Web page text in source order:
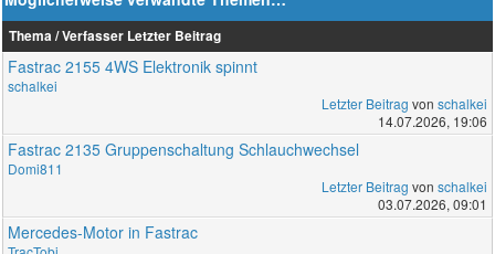
Thema / Verfasser Letzter Beitrag
Fastrac 2155 4WS Elektronik spinnt
schalkei
Letzter Beitrag von schalkei
14.07.2026, 19:06
Fastrac 2135 Gruppenschaltung Schlauchwechsel
Domi811
Letzter Beitrag von schalkei
03.07.2026, 09:01
Mercedes-Motor in Fastrac